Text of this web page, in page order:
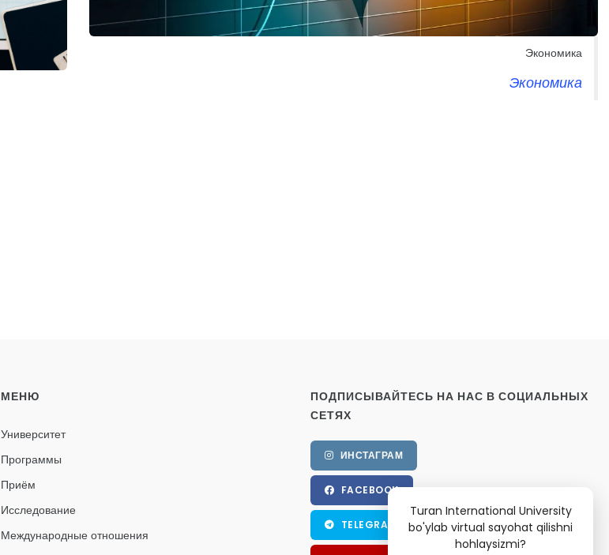
Экономика
Экономика
МЕНЮ
Университет
Программы
Приём
Исследование
Международные отношения
ПОДПИСЫВАЙТЕСЬ НА НАС В СОЦИАЛЬНЫХ
СЕТЯХ
ИНСТАГРАМ
FACEBOOK
TELEGRAM
Turan International University
bo'ylab virtual sayohat qilishni
hohlaysizmi?